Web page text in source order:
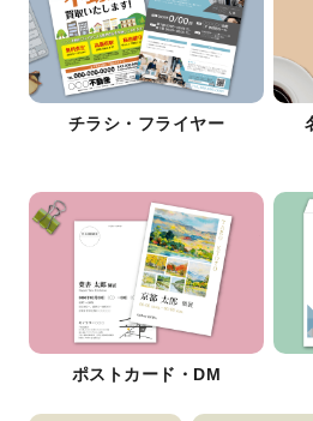
チラシ・フライヤー
ポストカード・DM